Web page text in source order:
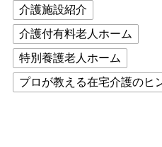
介護施設紹介
介護付有料老人ホーム
特別養護老人ホーム
プロが教える在宅介護のヒ